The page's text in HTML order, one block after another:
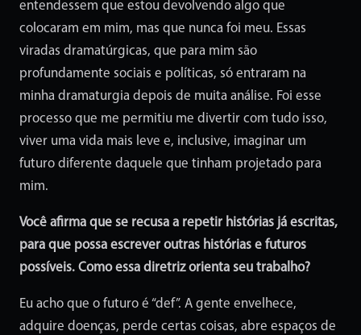
entendessem que estou devolvendo algo que
colocaram em mim, mas que nunca foi meu. Essas
viradas dramatúrgicas, que para mim são
profundamente sociais e políticas, só entraram na
minha dramaturgia depois de muita análise. Foi esse
processo que me permitiu me divertir com tudo isso,
viver uma vida mais leve e, inclusive, imaginar um
futuro diferente daquele que tinham projetado para
mim.
Você afirma que se recusa a repetir histórias já escritas,
para que possa escrever outras histórias e futuros
possíveis. Como essa diretriz orienta seu trabalho?
Eu acho que o futuro é “def”. A gente envelhece,
adquire doenças, perde certas coisas, abre espaços de